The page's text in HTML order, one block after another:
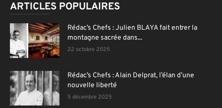
ARTICLES POPULAIRES
Rédac’s Chefs : Julien BLAYA fait entrer la
montagne sacrée dans...
22 octobre 2025
Rédac’s Chefs : Alain Delprat, l’élan d’une
nouvelle liberté
5 décembre 2025